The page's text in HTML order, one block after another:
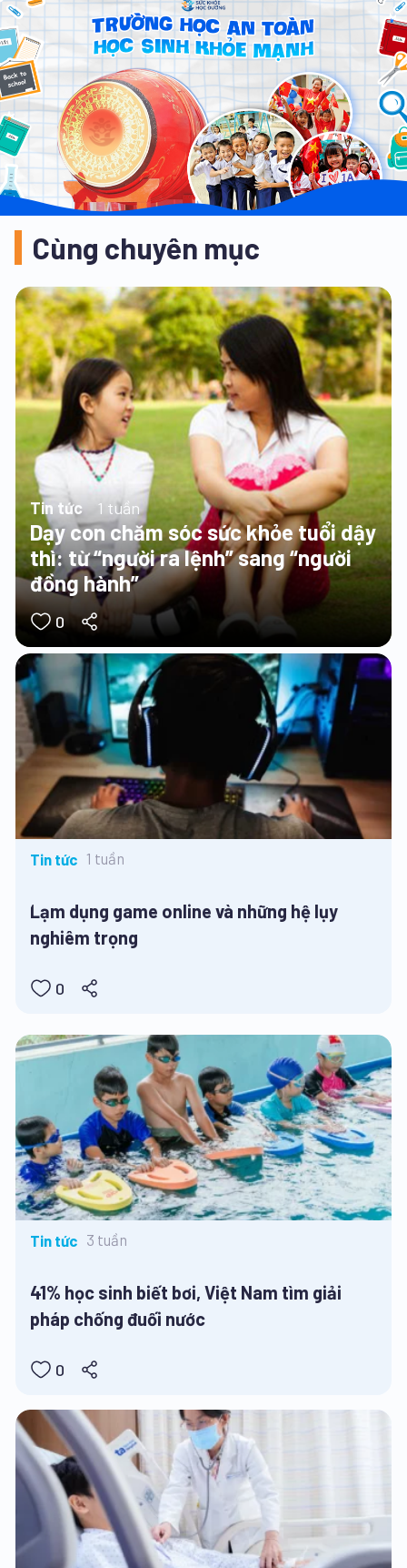
Cùng chuyên mục
Tin tức 1 tuần
Dạy con chăm sóc sức khỏe tuổi dậy
thì: từ “người ra lệnh” sang “người
đồng hành”
0
Tin tức 1 tuần
Lạm dụng game online và những hệ lụy
nghiêm trọng
0
Tin tức 3 tuần
41% học sinh biết bơi, Việt Nam tìm giải
pháp chống đuối nước
0